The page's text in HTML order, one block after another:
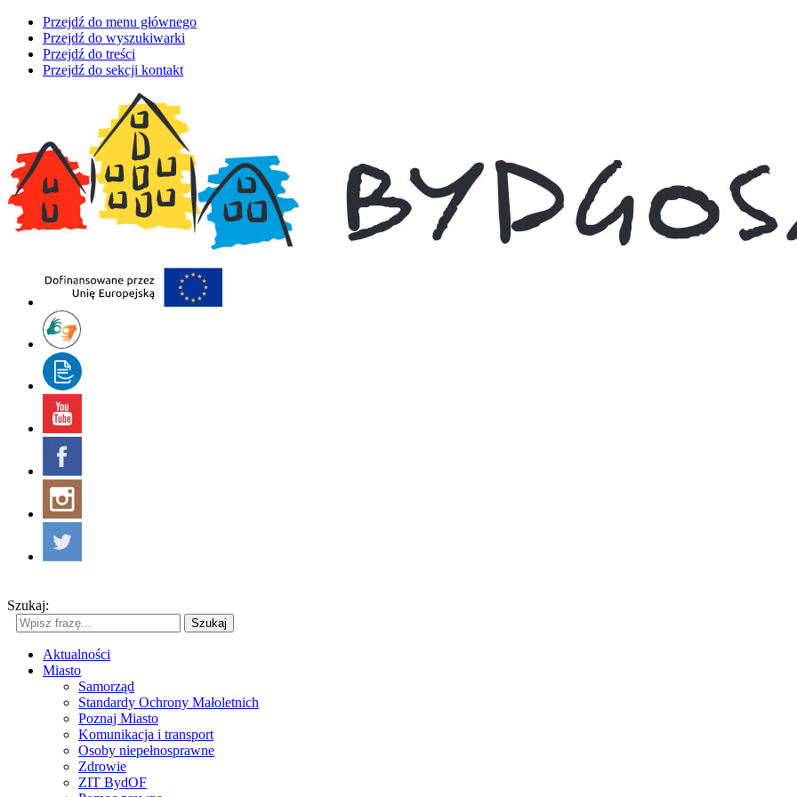
Przejdź do menu głównego
Przejdź do wyszukiwarki
Przejdź do treści
Przejdź do sekcji kontakt
Szukaj:
Szukaj
Aktualności
Miasto
Samorząd
Standardy Ochrony Małoletnich
Poznaj Miasto
Komunikacja i transport
Osoby niepełnosprawne
Zdrowie
ZIT BydOF